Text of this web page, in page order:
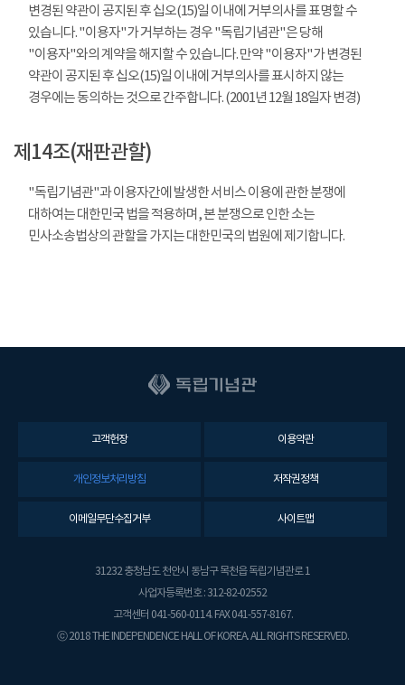
변경된 약관이 공지된 후 십오(15)일 이내에 거부의사를 표명할 수
있습니다. "이용자"가 거부하는 경우 "독립기념관"은 당해
"이용자"와의 계약을 해지할 수 있습니다. 만약 "이용자"가 변경된
약관이 공지된 후 십오(15)일 이내에 거부의사를 표시하지 않는
경우에는 동의하는 것으로 간주합니다. (2001년 12월 18일자 변경)
제14조(재판관할)
"독립기념관"과 이용자간에 발생한 서비스 이용에 관한 분쟁에
대하여는 대한민국 법을 적용하며, 본 분쟁으로 인한 소는
민사소송법상의 관할을 가지는 대한민국의 법원에 제기합니다.
고객헌장 이용약관
개인정보처리방침 저작권정책
이메일무단수집거부 사이트맵
31232 충청남도 천안시 동남구 목천읍 독립기념관로 1
사업자등록번호 : 312-82-02552
고객센터 041-560-0114. FAX 041-557-8167.
ⓒ 2018 THE INDEPENDENCE HALL OF KOREA. ALL RIGHTS RESERVED.